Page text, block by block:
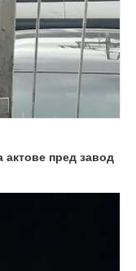
актове пред завод